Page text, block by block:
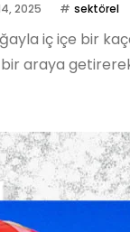
2025 sektörel
iç içe bir
araya